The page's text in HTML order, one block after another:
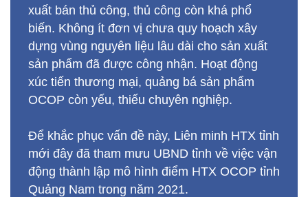
xuất bán thủ công, thủ công còn khá phổ
biến. Không ít đơn vị chưa quy hoạch xây
dựng vùng nguyên liệu lâu dài cho sản xuất
sản phẩm đã được công nhận. Hoạt động
xúc tiến thương mại, quảng bá sản phẩm
OCOP còn yếu, thiếu chuyên nghiệp.
Để khắc phục vấn đề này, Liên minh HTX tỉnh
mới đây đã tham mưu UBND tỉnh về việc vận
động thành lập mô hình điểm HTX OCOP tỉnh
Quảng Nam trong năm 2021.